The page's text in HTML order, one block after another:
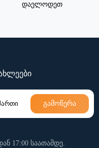
დაელოდეთ
გამოწერა
17:00 საათამდე.